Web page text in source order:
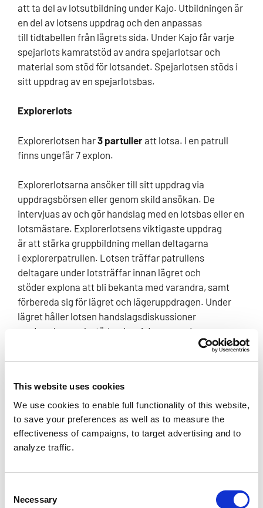
This website uses cookies
We use cookies to enable full functionality of this website,
to save your preferences as well as to measure the
effectiveness of campaigns, to target advertising and to
analyze traffic.
Selection
Necessary
att ta del av lotsutbildning under Kajo. Utbildningen är
en del av lotsens uppdrag och den anpassas
till tidtabellen från lägrets sida. Under Kajo får varje
spejarlots kamratstöd av andra spejarlotsar och
material som stöd för lotsandet. Spejarlotsen stöds i
sitt uppdrag av en spejarlotsbas.
Explorerlots
Explorerlotsen har3 partulleratt lotsa. I en patrull
finns ungefär 7 explon.
Explorerlotsarna ansöker till sitt uppdrag via
uppdragsbörsen eller genom skild ansökan. De
intervjuas av och gör handslag med en lotsbas eller en
lotsmästare. Explorerlotsens viktigaste uppdrag
är att stärka gruppbildning mellan deltagarna
i explorerpatrullen. Lotsen träffar patrullens
deltagare under lotsträffar innan lägret och
stöder explona att bli bekanta med varandra, samt
förbereda sig för lägret och lägeruppdragen. Under
lägret håller lotsen handslagsdiskussioner
med explona och stöder dem i deras uppdrag.
Explorerlotsen inspirerar att delta i program och
programmen. En del av lotsandet sker vid sidan av
deltagande i program, då lotsen har möjlighet att lära
känna explona bättre. Lotsens uppgift är att vara
tillgänglig för explona innan lägret och under hela
lägret.